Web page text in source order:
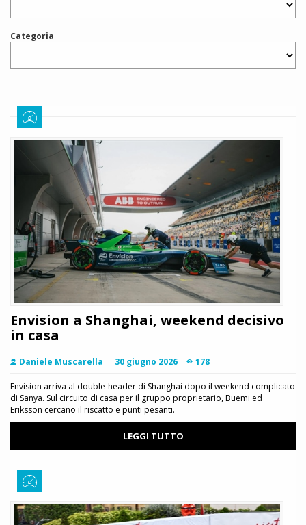
Categoria
Envision a Shanghai, weekend decisivo
in casa
Daniele Muscarella 30 giugno 2026 178
Envision arriva al double-header di Shanghai dopo il weekend complicato
di Sanya. Sul circuito di casa per il gruppo proprietario, Buemi ed
Eriksson cercano il riscatto e punti pesanti.
LEGGI TUTTO